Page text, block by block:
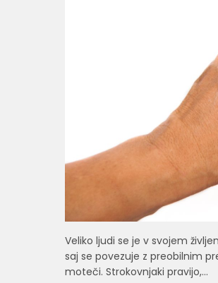
Veliko ljudi se je v svojem
saj se povezuje z preobilnim
moteči. Strokovnjaki pravijo,…